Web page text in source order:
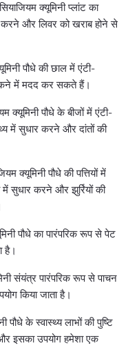
क्यूमिनी प्लांट का
करने और लिवर को खराब होने से
पौधे की छाल में एंटी-
में मदद कर सकते हैं।
क्यूमिनी पौधे के बीजों में एंटी-
में सुधार करने और दांतों की
क्यूमिनी पौधे की पत्तियों में
में सुधार करने और झुर्रियों की
पौधे का पारंपरिक रूप से पेट
है।
संयंत्र पारंपरिक रूप से पाचन
किया जाता है।
पौधे के स्वास्थ्य लाभों की पुष्टि
इसका उपयोग हमेशा एक